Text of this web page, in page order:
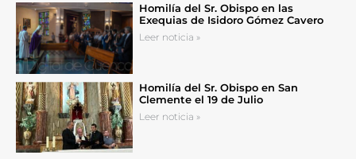
Homilía del Sr. Obispo en las
Exequias de Isidoro Gómez Cavero
Leer noticia »
Homilía del Sr. Obispo en San
Clemente el 19 de Julio
Leer noticia »